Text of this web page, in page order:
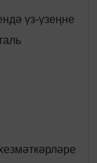
үз-үзеңне